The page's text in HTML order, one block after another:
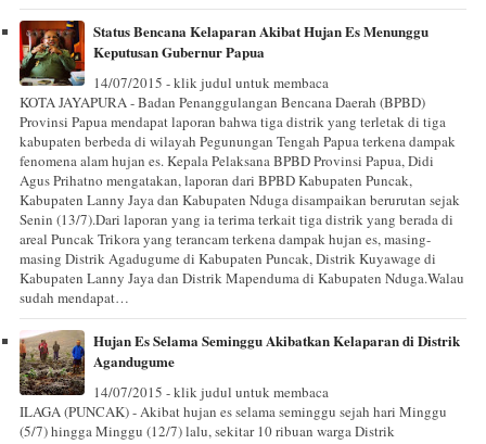
Status Bencana Kelaparan Akibat Hujan Es Menunggu
Keputusan Gubernur Papua
14/07/2015 - klik judul untuk membaca
KOTA JAYAPURA - Badan Penanggulangan Bencana Daerah (BPBD)
Provinsi Papua mendapat laporan bahwa tiga distrik yang terletak di tiga
kabupaten berbeda di wilayah Pegunungan Tengah Papua terkena dampak
fenomena alam hujan es. Kepala Pelaksana BPBD Provinsi Papua, Didi
Agus Prihatno mengatakan, laporan dari BPBD Kabupaten Puncak,
Kabupaten Lanny Jaya dan Kabupaten Nduga disampaikan berurutan sejak
Senin (13/7).Dari laporan yang ia terima terkait tiga distrik yang berada di
areal Puncak Trikora yang terancam terkena dampak hujan es, masing-
masing Distrik Agadugume di Kabupaten Puncak, Distrik Kuyawage di
Kabupaten Lanny Jaya dan Distrik Mapenduma di Kabupaten Nduga.Walau
sudah mendapat…
Hujan Es Selama Seminggu Akibatkan Kelaparan di Distrik
Agandugume
14/07/2015 - klik judul untuk membaca
ILAGA (PUNCAK) - Akibat hujan es selama seminggu sejah hari Minggu
(5/7) hingga Minggu (12/7) lalu, sekitar 10 ribuan warga Distrik